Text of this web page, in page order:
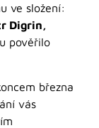
ve složení:
Digrin,
pověřilo
března
vás